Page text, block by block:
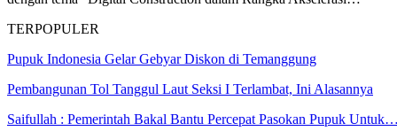
TERPOPULER
Pupuk Indonesia Gelar Gebyar Diskon di Temanggung
Pembangunan Tol Tanggul Laut Seksi I Terlambat, Ini Alasannya
Saifullah : Pemerintah Bakal Bantu Percepat Pasokan Pupuk Untuk…